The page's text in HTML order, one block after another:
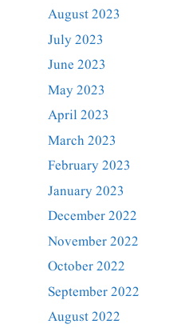
August 2023
July 2023
June 2023
May 2023
April 2023
March 2023
February 2023
January 2023
December 2022
November 2022
October 2022
September 2022
August 2022